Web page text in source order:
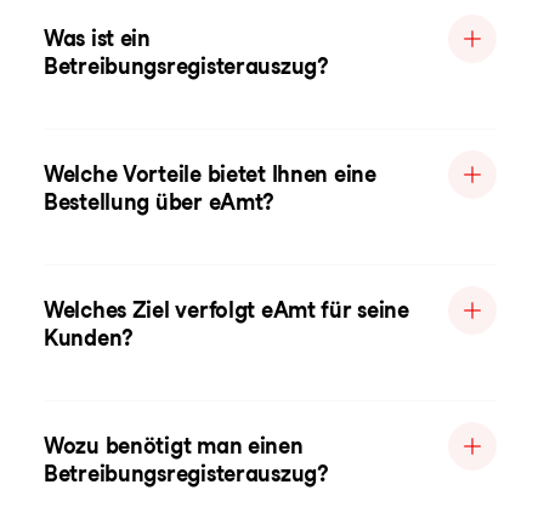
Was ist ein
Betreibungsregisterauszug?
Welche Vorteile bietet Ihnen eine
Bestellung über eAmt?
Welches Ziel verfolgt eAmt für seine
Kunden?
Wozu benötigt man einen
Betreibungsregisterauszug?